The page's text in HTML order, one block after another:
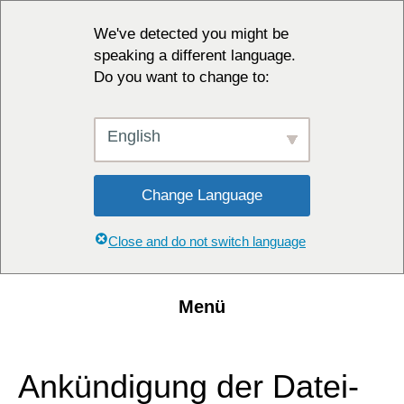
We've detected you might be
speaking a different language.
Do you want to change to:
English
Change Language
Close and do not switch language
Menü
Ankündigung der Datei-